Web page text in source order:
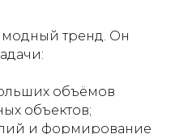
тренд. Он
объёмов
объектов;
и формирование